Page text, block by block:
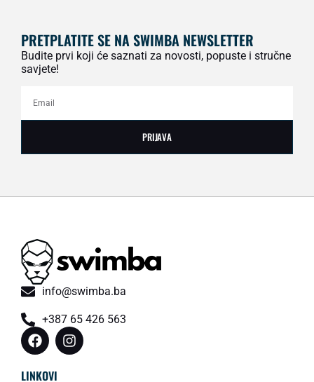
PRETPLATITE SE NA SWIMBA NEWSLETTER
Budite prvi koji će saznati za novosti, popuste i stručne
savjete!
PRIJAVA
info@swimba.ba
+387 65 426 563
LINKOVI